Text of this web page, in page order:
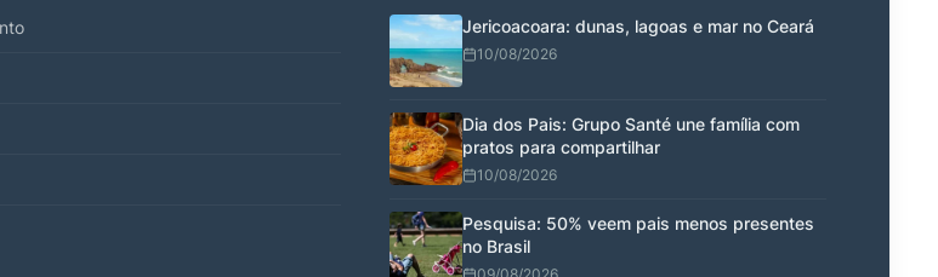
Jericoacoara: dunas, lagoas e mar no Ceará
10/08/2026
Dia dos Pais: Grupo Santé une família com
pratos para compartilhar
10/08/2026
Pesquisa: 50% veem pais menos presentes
no Brasil